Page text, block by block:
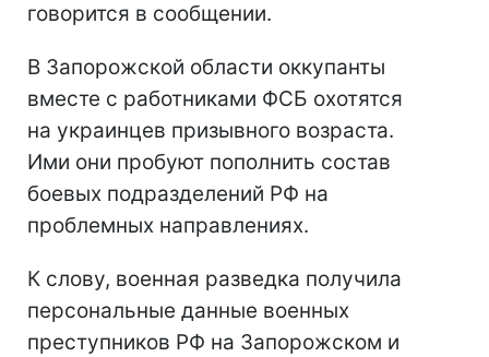
говорится в сообщении.
В Запорожской области оккупанты
вместе с работниками ФСБ охотятся
на украинцев призывного возраста.
Ими они пробуют пополнить состав
боевых подразделений РФ на
проблемных направлениях.
К слову, военная разведка получила
персональные данные военных
преступников РФ на Запорожском и